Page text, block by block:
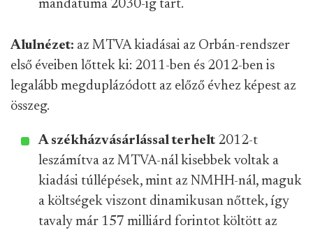
mandátuma 2030-ig tart.
Alulnézet: az MTVA kiadásai az Orbán-rendszer
első éveiben lőttek ki: 2011-ben és 2012-ben is
legalább megduplázódott az előző évhez képest az
összeg.
A székházvásárlással terhelt 2012-t
leszámítva az MTVA-nál kisebbek voltak a
kiadási túllépések, mint az NMHH-nál, maguk
a költségek viszont dinamikusan nőttek, így
tavaly már 157 milliárd forintot költött az